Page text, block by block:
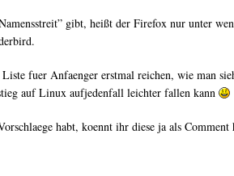
gibt, heißt der Firefox nur unter
fuer Anfaenger erstmal reichen, wie man
auf Linux aufjedenfall leichter fallen kann
habt, koennt ihr diese ja als Comment